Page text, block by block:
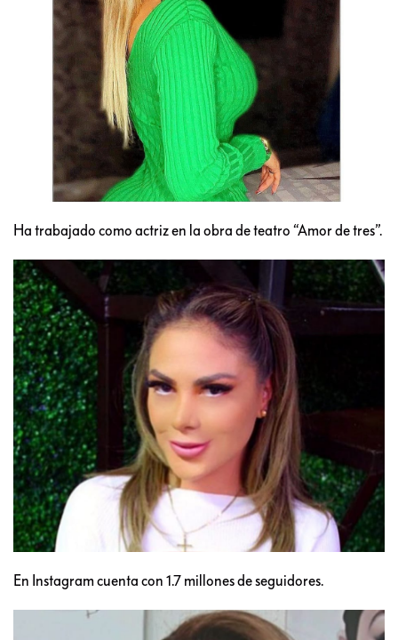
Ha trabajado como actriz en la obra de teatro “Amor de tres”.
En Instagram cuenta con 1.7 millones de seguidores.